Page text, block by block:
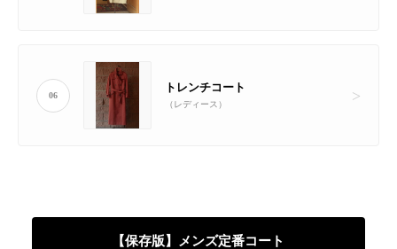
06
トレンチコート
（レディース）
【保存版】メンズ定番コート